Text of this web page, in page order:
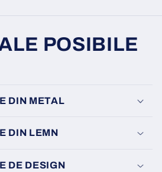
POSIBILE
DIN METAL
DIN LEMN
DE DESIGN